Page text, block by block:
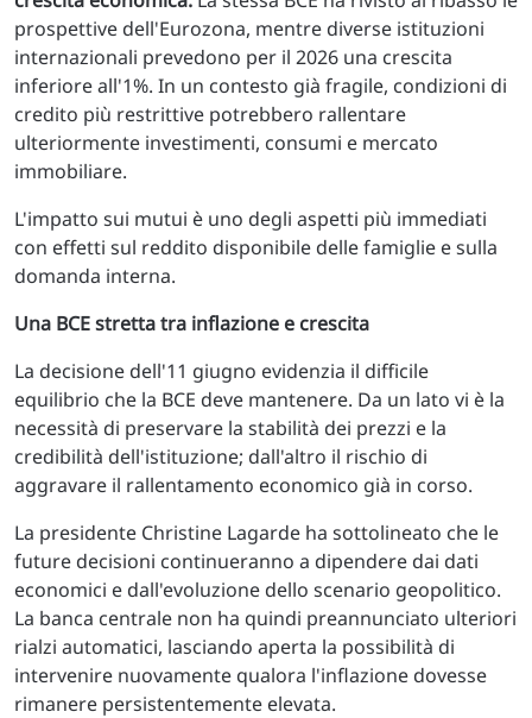
prospettive dell'Eurozona, mentre diverse istituzioni
internazionali prevedono per il 2026 una crescita
inferiore all'1%. In un contesto già fragile, condizioni di
credito più restrittive potrebbero rallentare
ulteriormente investimenti, consumi e mercato
immobiliare.
L'impatto sui mutui è uno degli aspetti più immediati
con effetti sul reddito disponibile delle famiglie e sulla
domanda interna.
Una BCE stretta tra inflazione e crescita
La decisione dell'11 giugno evidenzia il difficile
equilibrio che la BCE deve mantenere. Da un lato vi è la
necessità di preservare la stabilità dei prezzi e la
credibilità dell'istituzione; dall'altro il rischio di
aggravare il rallentamento economico già in corso.
La presidente Christine Lagarde ha sottolineato che le
future decisioni continueranno a dipendere dai dati
economici e dall'evoluzione dello scenario geopolitico.
La banca centrale non ha quindi preannunciato ulteriori
rialzi automatici, lasciando aperta la possibilità di
intervenire nuovamente qualora l'inflazione dovesse
rimanere persistentemente elevata.